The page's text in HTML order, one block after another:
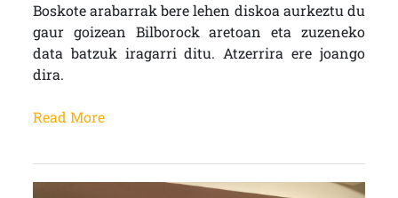
Boskote arabarrak bere lehen diskoa aurkeztu du
gaur goizean Bilborock aretoan eta zuzeneko
data batzuk iragarri ditu. Atzerrira ere joango
dira.
Read More